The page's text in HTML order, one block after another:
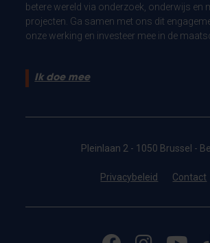
betere wereld via onderzoek, onderwijs en
projecten. Ga samen met ons dit
onze werking en investeer mee in de
Ik doe mee
Pleinlaan 2 - 1050 Brussel -
Privacybeleid Contact